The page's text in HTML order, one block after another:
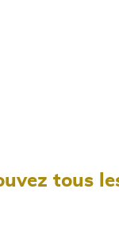
tous